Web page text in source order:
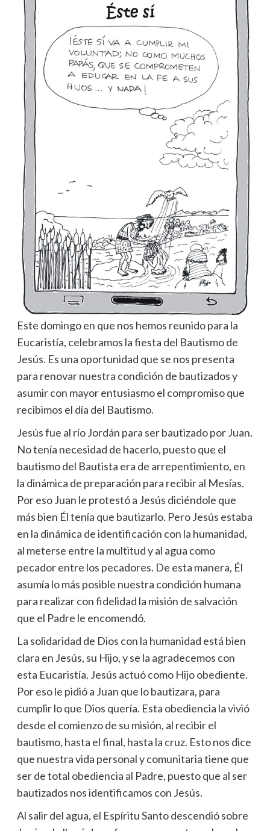
Este domingo en que nos hemos reunido para la
Eucaristía, celebramos la fiesta del Bautismo de
Jesús. Es una oportunidad que se nos presenta
para renovar nuestra condición de bautizados y
asumir con mayor entusiasmo el compromiso que
recibimos el día del Bautismo.
Jesús fue al río Jordán para ser bautizado por Juan.
No tenía necesidad de hacerlo, puesto que el
bautismo del Bautista era de arrepentimiento, en
la dinámica de preparación para recibir al Mesías.
Por eso Juan le protestó a Jesús diciéndole que
más bien Él tenía que bautizarlo. Pero Jesús estaba
en la dinámica de identificación con la humanidad,
al meterse entre la multitud y al agua como
pecador entre los pecadores. De esta manera, Él
asumía lo más posible nuestra condición humana
para realizar con fidelidad la misión de salvación
que el Padre le encomendó.
La solidaridad de Dios con la humanidad está bien
clara en Jesús, su Hijo, y se la agradecemos con
esta Eucaristía. Jesús actuó como Hijo obediente.
Por eso le pidió a Juan que lo bautizara, para
cumplir lo que Dios quería. Esta obediencia la vivió
desde el comienzo de su misión, al recibir el
bautismo, hasta el final, hasta la cruz. Esto nos dice
que nuestra vida personal y comunitaria tiene que
ser de total obediencia al Padre, puesto que al ser
bautizados nos identificamos con Jesús.
Al salir del agua, el Espíritu Santo descendió sobre